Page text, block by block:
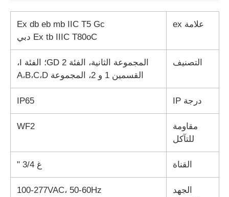
علامة ex
Ex db eb mb IIC T5 Gc
Ex tb IIIC T80oC دبي
التصنيف
المجموعة الثانية، الفئة 2 GD؛ الفئة I،
القسمين 1 و 2، المجموعة A،B،C،D
درجة IP IP65
مقاومة
للتآكل
WF2
القناة غ 3/4 "
الجهد
100-277VAC، 50-60Hz